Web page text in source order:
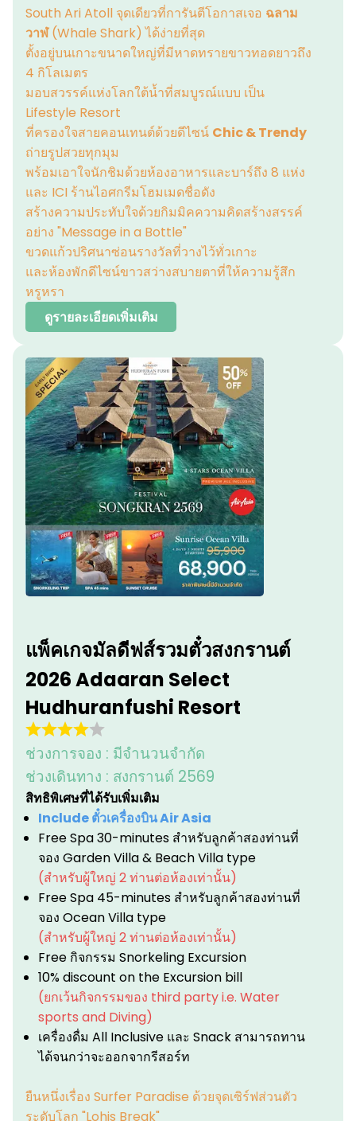
South Ari Atoll จุดเดียวที่การันตีโอกาสเจอ ฉลาม
วาฬ(Whale Shark) ได้ง่ายที่สุด
ตั้งอยู่บนเกาะขนาดใหญ่ที่มีหาดทรายขาวทอดยาวถึง
4 กิโลเมตร
มอบสวรรค์แห่งโลกใต้น้ำที่สมบูรณ์แบบ เป็น
Lifestyle Resort
ที่ครองใจสายคอนเทนต์ด้วยดีไซน์ Chic & Trendy
ถ่ายรูปสวยทุกมุม
พร้อมเอาใจนักชิมด้วยห้องอาหารและบาร์ถึง 8 แห่ง
และ ICI ร้านไอศกรีมโฮมเมดชื่อดัง
สร้างความประทับใจด้วยกิมมิคความคิดสร้างสรรค์
อย่าง "Message in a Bottle"
ขวดแก้วปริศนาซ่อนรางวัลที่วางไว้ทั่วเกาะ
และห้องพักดีไซน์ขาวสว่างสบายตาที่ให้ความรู้สึก
หรูหรา
ดูรายละเอียดเพิ่มเติม
แพ็คเกจมัลดีฟส์รวมตั๋วสงกรานต์
2026 Adaaran Select
Hudhuranfushi Resort
ช่วงการจอง : มีจำนวนจำกัด
ช่วงเดินทาง : สงกรานต์ 2569
สิทธิพิเศษที่ได้รับเพิ่มเติม
Include ตั๋วเครื่องบิน Air Asia
Free Spa 30-minutes สำหรับลูกค้าสองท่านที่
จอง Garden Villa & Beach Villa type
(สำหรับผู้ใหญ่ 2 ท่านต่อห้องเท่านั้น)
Free Spa 45-minutes สำหรับลูกค้าสองท่านที่
จอง Ocean Villa type
(สำหรับผู้ใหญ่ 2 ท่านต่อห้องเท่านั้น)
Free กิจกรรม Snorkeling Excursion
10% discount on the Excursion bill
(ยกเว้นกิจกรรมของ third party i.e. Water
sports and Diving)
เครื่องดื่ม All Inclusive และ Snack สามารถทาน
ได้จนกว่าจะออกจากรีสอร์ท
ยืนหนึ่งเรื่อง Surfer Paradise ด้วยจุดเซิร์ฟส่วนตัว
ระดับโลก "Lohis Break"